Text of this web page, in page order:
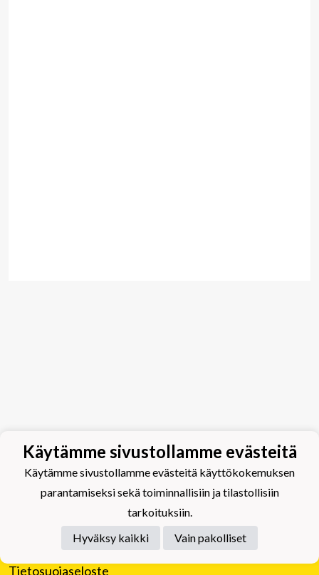
Tietosuojaseloste
Käytämme sivustollamme evästeitä
Käytämme sivustollamme evästeitä käyttökokemuksen
parantamiseksi sekä toiminnallisiin ja tilastollisiin
tarkoituksiin.
Hyväksy kaikki
Vain pakolliset